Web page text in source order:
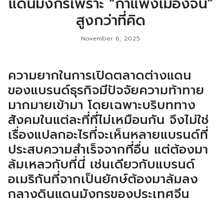
สูงกว่าที่คิด
November 6, 2025
ความยากในการเปิดตลาดต่างแดน
ของแบรนด์ธุรกิจมีปัจจัยความท้าทาย
มากมายเข้ามา โดยเฉพาะบริบททาง
สังคมในแต่ละที่ที่ไม่เหมือนกัน จึงไม่ใช่
เรื่องแปลกอะไรที่จะเห็นหลายแบรนด์ที่
ประสบความสำเร็จจากที่อื่น แต่ต้องมา
ล้มเหลวกับที่นี่ เช่นเดียวกับแบรนด์
อเมริกันที่จากเป็นยักษ์ต้องมาล้มลง
กลางดินแดนมังกรของประเทศจีน